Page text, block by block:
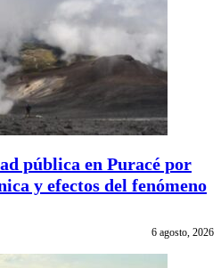
pública en Puracé por
y efectos del fenómeno
6 agosto, 2026